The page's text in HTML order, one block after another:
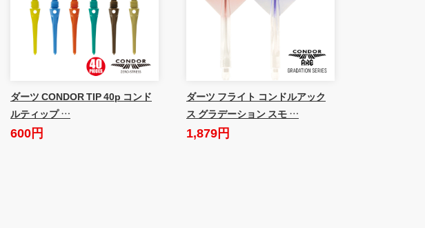
ダーツ CONDOR TIP 40p コンド
ルティップ …
600円
ダーツ フライト コンドルアック
ス グラデーション スモ …
1,879円